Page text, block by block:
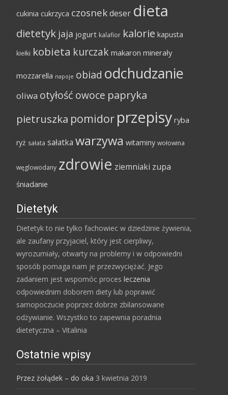
cukinia cukrzyca czosnekdeser dieta
dietetyk jaja jogurt kalafior kalorie kapusta
kiełki kobieta kurczak makaron minerały
mozzarella napoje obiad odchudzanie
oliwa otyłość owoce papryka
pietruszka pomidor przepisy ryba
ryż sałata sałatka warzywa witaminy wołowina
węglowodany zdrowie ziemniaki zupa
śniadanie
Dietetyk
Dietetyk to nie tylko fachowiec w dziedzinie żywienia,
ale zaufany przyjaciel, który jest cierpliwy,
wyrozumiały, otwarty na problemy i w odpowiedni
sposób pomaga nam je przezwyciężać. Jego
zadaniem jest wspomóc proces leczenia
odpowiednim doborem diety lub poprawić
samopoczucie poprzez dobrze zbilansowane
odżywianie. Wszystko to zapewnia poradnia
dietetyczna – Vitalinia
Ostatnie wpisy
Przez żołądek – do oka 3 kwietnia 2019